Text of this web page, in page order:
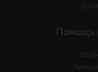
Помощь